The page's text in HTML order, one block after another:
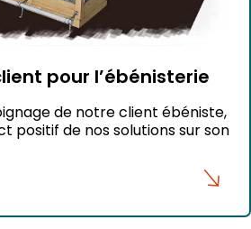
pour l’ébénisterie
de notre client ébéniste,
positif de nos solutions sur son